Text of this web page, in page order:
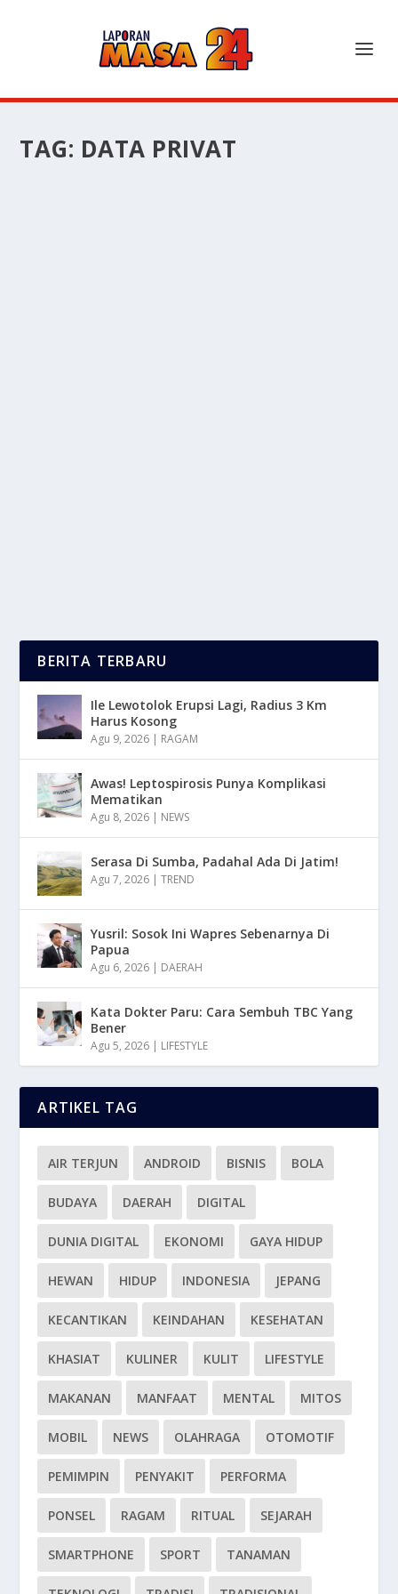
TAG: DATA PRIVAT
BERITA TERBARU
Ile Lewotolok Erupsi Lagi, Radius 3 Km
Harus Kosong
Agu 9, 2026 | RAGAM
Awas! Leptospirosis Punya Komplikasi
Mematikan
Agu 8, 2026 | NEWS
Serasa Di Sumba, Padahal Ada Di Jatim!
Agu 7, 2026 |TREND
Yusril: Sosok Ini Wapres Sebenarnya Di
Papua
Agu 6, 2026 | DAERAH
Kata Dokter Paru: Cara Sembuh TBC Yang
Bener
Agu 5, 2026 | LIFESTYLE
ARTIKEL TAG
AIR TERJUN ANDROID BISNIS BOLA
BUDAYA DAERAH DIGITAL
DUNIA DIGITAL EKONOMI GAYA HIDUP
HEWAN HIDUP INDONESIA JEPANG
KECANTIKAN KEINDAHAN KESEHATAN
KHASIAT KULINER KULIT LIFESTYLE
MAKANAN MANFAAT MENTAL MITOS
MOBIL NEWS OLAHRAGA OTOMOTIF
PEMIMPIN PENYAKIT PERFORMA
PONSEL RAGAM RITUAL SEJARAH
SMARTPHONE SPORT TANAMAN